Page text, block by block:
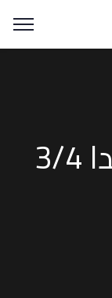
موتور مياه كالبيدا 3/4